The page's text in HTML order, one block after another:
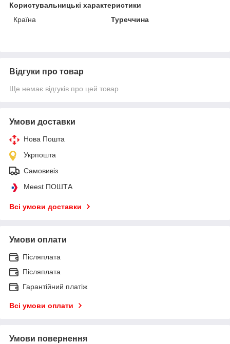
Користувальницькі характеристики
Країна
Туреччина
Відгуки про товар
Ще немає відгуків про цей товар
Умови доставки
Нова Пошта
Укрпошта
Самовивіз
Meest ПОШТА
Всі умови доставки
Умови оплати
Післяплата
Післяплата
Гарантійний платіж
Всі умови оплати
Умови повернення